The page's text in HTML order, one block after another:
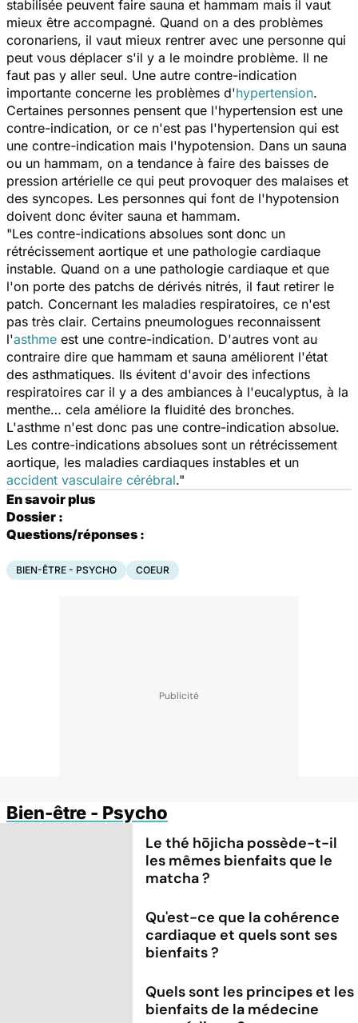
stabilisée peuvent faire sauna et hammam mais il vaut
mieux être accompagné. Quand on a des problèmes
coronariens, il vaut mieux rentrer avec une personne qui
peut vous déplacer s'il y a le moindre problème. Il ne
faut pas y aller seul. Une autre contre-indication
importante concerne les problèmes d'hypertension.
Certaines personnes pensent que l'hypertension est une
contre-indication, or ce n'est pas l'hypertension qui est
une contre-indication mais l'hypotension. Dans un sauna
ou un hammam, on a tendance à faire des baisses de
pression artérielle ce qui peut provoquer des malaises et
des syncopes. Les personnes qui font de l'hypotension
doivent donc éviter sauna et hammam.
"Les contre-indications absolues sont donc un
rétrécissement aortique et une pathologie cardiaque
instable. Quand on a une pathologie cardiaque et que
l'on porte des patchs de dérivés nitrés, il faut retirer le
patch. Concernant les maladies respiratoires, ce n'est
pas très clair. Certains pneumologues reconnaissent
l'asthme est une contre-indication. D'autres vont au
contraire dire que hammam et sauna améliorent l'état
des asthmatiques. Ils évitent d'avoir des infections
respiratoires car il y a des ambiances à l'eucalyptus, à la
menthe… cela améliore la fluidité des bronches.
L'asthme n'est donc pas une contre-indication absolue.
Les contre-indications absolues sont un rétrécissement
aortique, les maladies cardiaques instables et un
accident vasculaire cérébral."
En savoir plus
Dossier :
Questions/réponses :
BIEN-ÊTRE - PSYCHO COEUR
Bien-être - Psycho
Le thé hōjicha possède-t-il
les mêmes bienfaits que le
matcha ?
Qu'est-ce que la cohérence
cardiaque et quels sont ses
bienfaits ?
Quels sont les principes et les
bienfaits de la médecine